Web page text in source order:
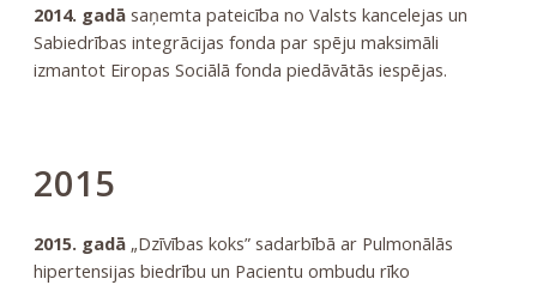
2014. gadāsaņemta pateicība no Valsts kancelejas un
Sabiedrības integrācijas fonda par spēju maksimāli
izmantot Eiropas Sociālā fonda piedāvātās iespējas.
2015
2015. gadā„Dzīvības koks” sadarbībā ar Pulmonālās
hipertensijas biedrību un Pacientu ombudu rīko